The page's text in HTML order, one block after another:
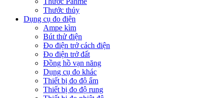
Thước thủy
Dụng cụ đo điện
Ampe kìm
Bút thử điện
Đo điện trở cách điện
Đo điện trở đất
Đồng hồ vạn năng
Dụng cụ đo khác
Thiết bị đo độ ẩm
Thiết bị đo độ rung